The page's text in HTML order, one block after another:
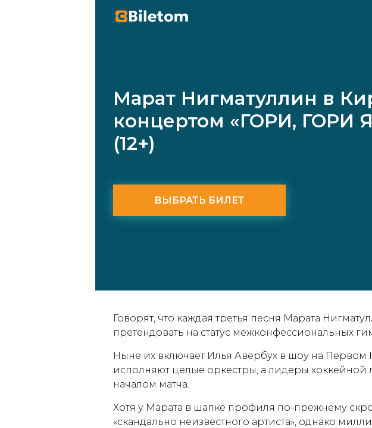
Марат Нигматуллин в
концертом «ГОРИ, ГОРИ
(12+)
ВЫБРАТЬ БИЛЕТ
Говорят, что каждая третья песня Марата
претендовать на статус межконфессиональных
Ныне их включает Илья Авербух в шоу на Первом
исполняют целые оркестры, а лидеры хоккейной
началом матча.
Хотя у Марата в шапке профиля по-прежнему
«скандально неизвестного артиста», однако
Нажмите